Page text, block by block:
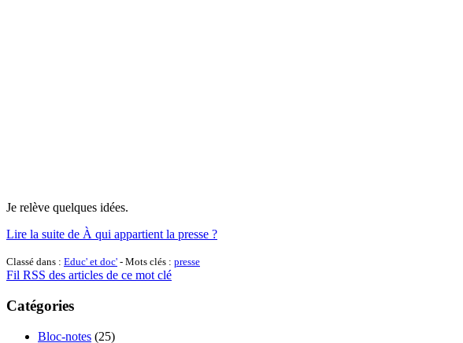
Je relève quelques idées.
Lire la suite de À qui appartient la presse ?
Classé dans : Educ' et doc' - Mots clés : presse
Fil RSS des articles de ce mot clé
Catégories
Bloc-notes (25)